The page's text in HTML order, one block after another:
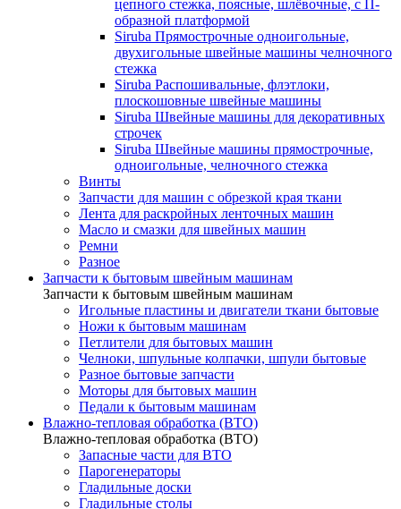
цепного стежка, поясные, шлёвочные, с П-
образной платформой
Siruba Прямострочные одноигольные,
двухигольные швейные машины челночного
стежка
Siruba Распошивальные, флэтлоки,
плоскошовные швейные машины
Siruba Швейные машины для декоративных
строчек
Siruba Швейные машины прямострочные,
одноигольные, челночного стежка
Винты
Запчасти для машин с обрезкой края ткани
Лента для раскройных ленточных машин
Масло и смазки для швейных машин
Ремни
Разное
Запчасти к бытовым швейным машинам
Запчасти к бытовым швейным машинам
Игольные пластины и двигатели ткани бытовые
Ножи к бытовым машинам
Петлители для бытовых машин
Челноки, шпульные колпачки, шпули бытовые
Разное бытовые запчасти
Моторы для бытовых машин
Педали к бытовым машинам
Влажно-тепловая обработка (ВТО)
Влажно-тепловая обработка (ВТО)
Запасные части для ВТО
Парогенераторы
Гладильные доски
Гладильные столы